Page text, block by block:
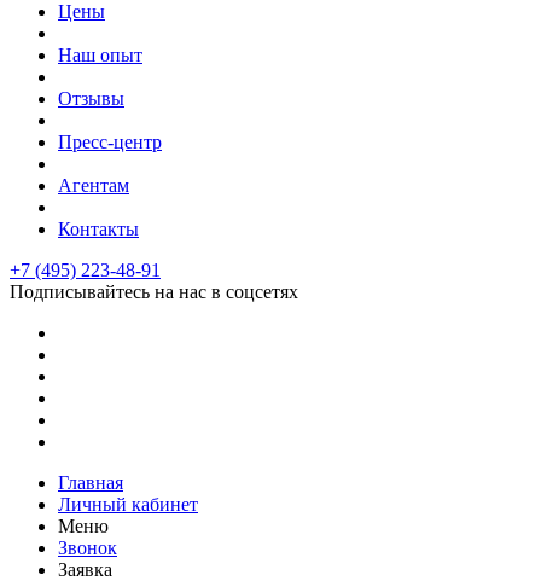
Цены
Наш опыт
Отзывы
Пресс-центр
Агентам
Контакты
+7 (495) 223-48-91
Подписывайтесь на нас в соцсетях
Главная
Личный кабинет
Меню
Звонок
Заявка